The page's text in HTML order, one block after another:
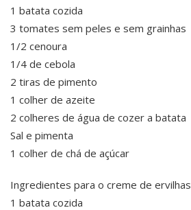
1 batata cozida
3 tomates sem peles e sem grainhas
1/2 cenoura
1/4 de cebola
2 tiras de pimento
1 colher de azeite
2 colheres de água de cozer a batata
Sal e pimenta
1 colher de chá de açúcar
Ingredientes para o creme de ervilhas
1 batata cozida